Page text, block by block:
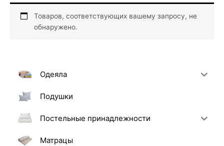
Одеяла
Подушки
Постельные принадлежности
Матрацы
Товаров, соответствующих вашему запросу, не
обнаружено.